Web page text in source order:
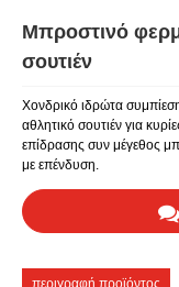
Μπροστινό
σουτιέν
Χονδρικό ιδρώτα
αθλητικό σουτιέν για
επίδρασης συν μέγεθος
με επένδυση.
περιγραφή προϊόντος